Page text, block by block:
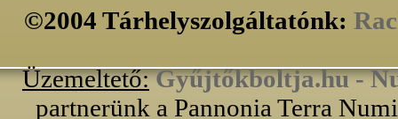
©2004 Tárhelyszolgáltatónk:
Üzemeltető: Gyűjtőkboltja.hu -
partnerünk a Pannonia Terra